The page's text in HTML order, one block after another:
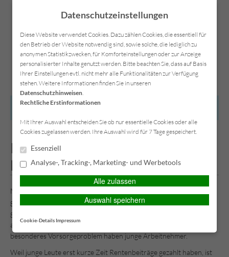
Kontakt Anfahrt Datenschutz Impressum
HAUPTMENÜ
Berufsunfähigkeitsschutz nicht
leichtsinnig hinausschieben
Mehr als eine Viertelmillion Deutsche jährlich scheiden aus
gesundheitlichen Gründen vorzeitig aus dem Arbeitsleben aus. Die
gesetzliche Rente bei Erwerbsminderung reicht oft nicht einmal, um
auch nur die wichtigsten laufenden Kosten zu decken. Ein
besonderes Vorsorgeproblem haben junge Arbeitnehmer.
Weil junge Leute erst kurze Zeit Rentenbeiträge gezahlt haben, ist
Datenschutzeinstellungen
Diese Website verwendet Cookies. Dazu zählen Cookies, die essentiell für
den Betrieb der Website notwendig sind, sowie solche, die lediglich zu
anonymen Statistikzwecken, für Komforteinstellungen oder zur Anzeige
personalisierter Inhalte genutzt werden. Bitte beachten Sie, dass auf Basis
Ihrer Einstellungen evtl. nicht mehr alle Funktionalitäten zur Verfügung
stehen. Weitere Informationen finden Sie in unseren
Datenschutzhinweisen.
Rechtliche Erstinformationen
Mit Ihrer Auswahl entscheiden Sie ob nur essentielle Cookies oder alle
Cookies zugelassen werden. Ihre Auswahl wird für 7 Tage gespeichert.
Essenziell
Analyse-, Tracking-, Marketing- und Werbetools
Alle zulassen
Auswahl speichern
Cookie-Details Impressum